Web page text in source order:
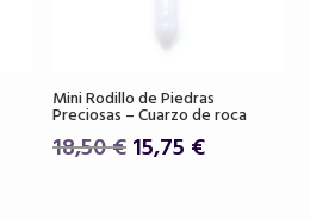
Mini Rodillo de Piedras
Preciosas – Cuarzo de roca
18,50€El
15,75 €El